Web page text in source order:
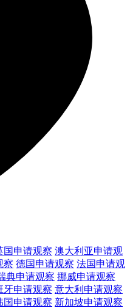
国申请观察 澳大利亚申请观
察 德国申请观察 法国申请观
典申请观察 挪威申请观察
牙申请观察 意大利 申请观察
国申请观察 新加坡申请观察